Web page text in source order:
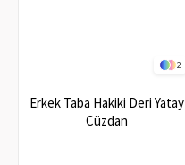
2
Erkek Taba Hakiki Deri Yatay
Cüzdan